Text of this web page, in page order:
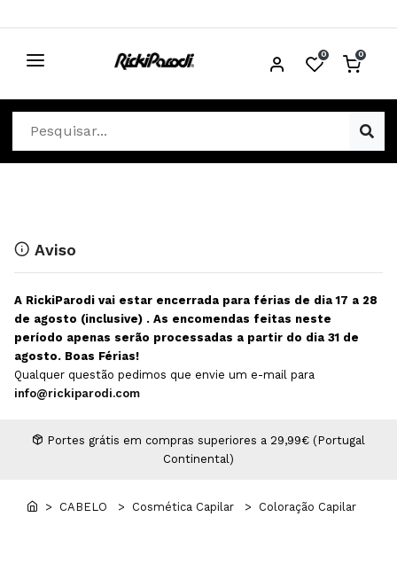
0 0
CABELO
Cosmética Capilar
Equipamentos Elétricos
Escovas e Pente
Extensões
MAN WORLD - Espaço Homem
Professional Wear
Depilação
Descartáveis Estética
Diversos Estética
Equipamentos Depilação
Maquilhagem Profissional
Aviso
A RickiParodi vai estar encerrada para férias de dia 17 a 28
de agosto (inclusive) . As encomendas feitas neste
período apenas serão processadas a partir do dia 31 de
agosto. Boas Férias!
Qualquer questão pedimos que envie um e-mail para
info@rickiparodi.com
Portes grátis em compras superiores a 29,99€ (Portugal
Continental)
> CABELO > Cosmética Capilar > Coloração Capilar